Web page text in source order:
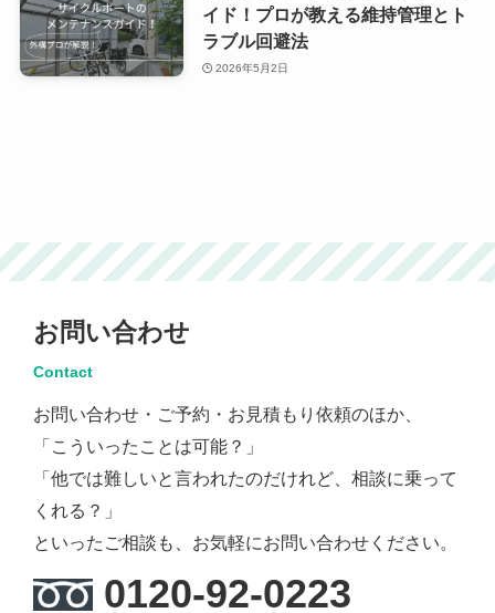
イド！プロが教える維持管理とト
ラブル回避法
2026年5月2日
お問い合わせ
Contact
お問い合わせ・ご予約・お見積もり依頼のほか、
「こういったことは可能？」
「他では難しいと言われたのだけれど、相談に乗って
くれる？」
といったご相談も、お気軽にお問い合わせください。
0120-92-0223